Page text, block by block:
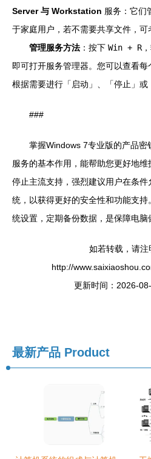
Server 与 Workstation 服务：它们
于家庭用户，若不需要共享文件，可
管理服务方法 ：按下 Win + R
即可打开服务管理器。您可以查看
根据需要进行「启动」、「停止」或
###
掌握Windows 7专业版的产品
服务的基本作用，能帮助您更好地
停止主流支持，强烈建议用户在条
统，以获得更好的安全性和功能支
统设置，定期备份数据，是保障电脑
如若转载，请注
http://
更新时间：2026-
最新产品 Product